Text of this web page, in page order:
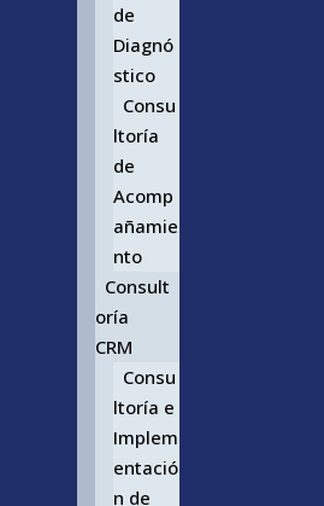
de
Diagnó
stico
Consu
ltoría
de
Acomp
añamie
nto
Consult
oría
CRM
Consu
ltoría e
Implem
entació
n de